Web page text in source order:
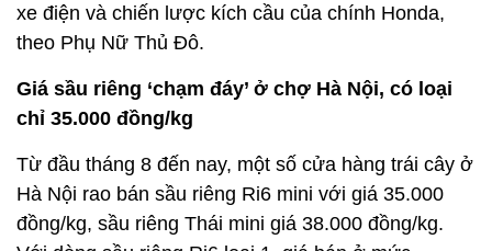
xe điện và chiến lược kích cầu của chính Honda,
theo Phụ Nữ Thủ Đô.
Giá sầu riêng ‘chạm đáy’ ở chợ Hà Nội, có loại
chỉ 35.000 đồng/kg
Từ đầu tháng 8 đến nay, một số cửa hàng trái cây ở
Hà Nội rao bán sầu riêng Ri6 mini với giá 35.000
đồng/kg, sầu riêng Thái mini giá 38.000 đồng/kg.